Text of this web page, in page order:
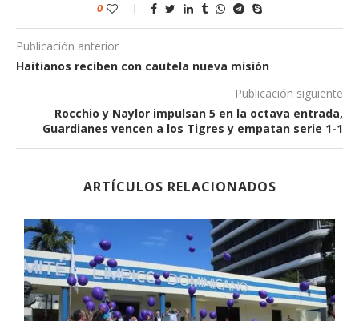
0
Publicación anterior
Haitianos reciben con cautela nueva misión
Publicación siguiente
Rocchio y Naylor impulsan 5 en la octava entrada,
Guardianes vencen a los Tigres y empatan serie 1-1
ARTÍCULOS RELACIONADOS